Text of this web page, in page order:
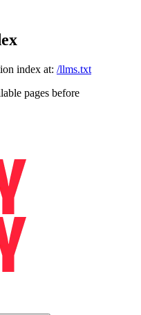
index at: /llms.txt
pages before